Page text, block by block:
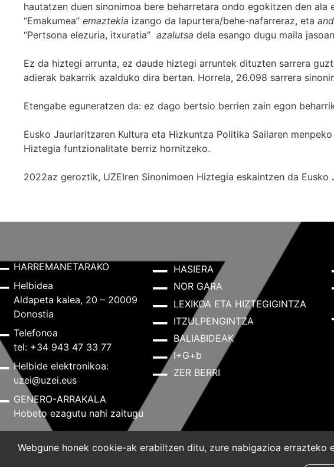
hautatzen duen sinonimoa bere beharretara ondo egokitzen den
“Emakumea” emaztekia izango da lapurtera/behe-nafarreraz, eta
“Pertsona elezuria, itxuratia” azalutsa dela esango dugu maila
Ez da hiztegi arrunta, ez daude hiztegi arruntek dituzten sarrera
adierak bakarrik azalduko dira bertan. Horrela, 26.098 sarrera
Etengabe eguneratzen da: ez dago bertsio berrien zain egon
Eusko Jaurlaritzaren Kultura eta Hizkuntza Politika Sailaren
Hiztegia funtzionalitate berriz hornitzeko.
2022az geroztik, UZEIren Sinonimoen Hiztegia eskaintzen da
HARREMANETARAKO
Helbidea
Aldapeta kalea, 20 – 20009
Donostia
Telefonoa
tel: +34 943 47 33 77
Helbide elektronikoa:
uzei@uzei.eus
GENERO-ARRAKALA
Hobeto ezagutu nahi zaitugu
HASIERA
NOR GARA
LEXIKOA ETA HIZTEGIGINTZA
ITZULPENGINTZA
BALIABIDEAK
I+G+b
ZER BERRI
Lege-oharra Cookie-politika
Webgune honek cookie-ak erabiltzen ditu, zure nabigazioa